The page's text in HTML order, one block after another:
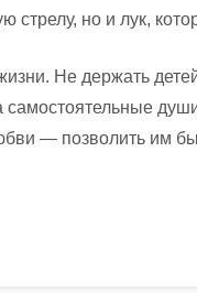
но и лук,
Не держать
самостоятельные
— позволить им